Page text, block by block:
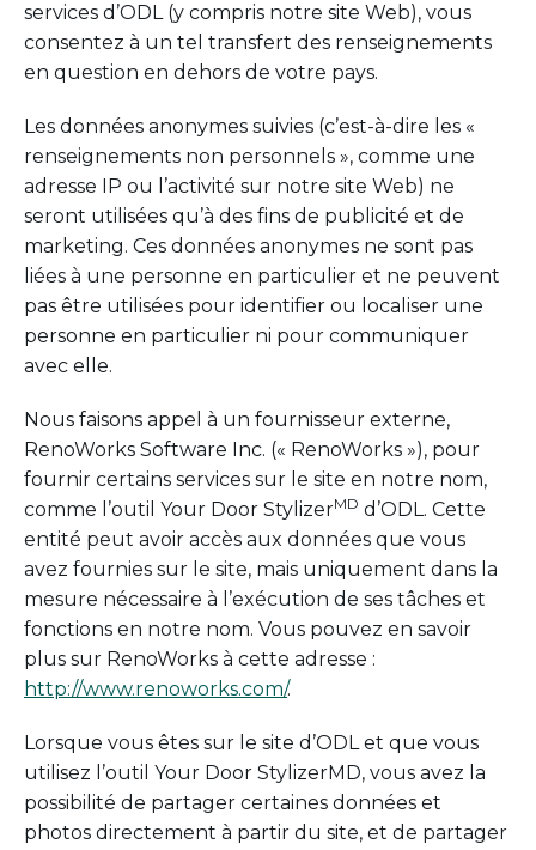
services d’ODL (y compris notre site Web), vous
consentez à un tel transfert des renseignements
en question en dehors de votre pays.
Les données anonymes suivies (c’est-à-dire les «
renseignements non personnels », comme une
adresse IP ou l’activité sur notre site Web) ne
seront utilisées qu’à des fins de publicité et de
marketing. Ces données anonymes ne sont pas
liées à une personne en particulier et ne peuvent
pas être utilisées pour identifier ou localiser une
personne en particulier ni pour communiquer
avec elle.
Nous faisons appel à un fournisseur externe,
RenoWorks Software Inc. (« RenoWorks »), pour
fournir certains services sur le site en notre nom,
comme l’outil Your Door StylizerMD d’ODL. Cette
entité peut avoir accès aux données que vous
avez fournies sur le site, mais uniquement dans la
mesure nécessaire à l’exécution de ses tâches et
fonctions en notre nom. Vous pouvez en savoir
plus sur RenoWorks à cette adresse :
http://www.renoworks.com/.
Lorsque vous êtes sur le site d’ODL et que vous
utilisez l’outil Your Door StylizerMD, vous avez la
possibilité de partager certaines données et
photos directement à partir du site, et de partager